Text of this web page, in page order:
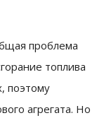
проблема
топлива
поэтому
агрегата. Но